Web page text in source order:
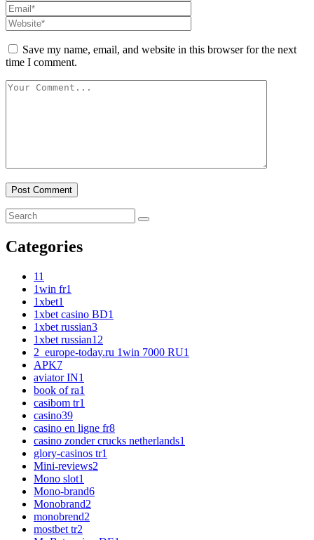
Save my name, email, and website in this browser for the next
time I comment.
Categories
11
1win fr1
1xbet1
1xbet casino BD1
1xbet russian3
1xbet russian1 2
2_europe-today.ru 1win 7000 RU1
APK7
aviator IN1
book of ra1
casibom tr1
casino39
casino en ligne fr8
casino zonder crucks netherlands1
glory-casinos tr1
Mini-reviews2
Mono slot1
Mono-brand6
Monobrand2
monobrend2
mostbet tr2